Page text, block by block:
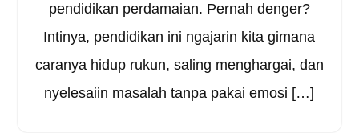
pendidikan perdamaian. Pernah denger?
Intinya, pendidikan ini ngajarin kita gimana
caranya hidup rukun, saling menghargai, dan
nyelesaiin masalah tanpa pakai emosi […]